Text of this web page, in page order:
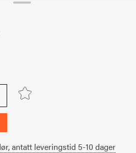
antatt leveringstid 5-10 dager